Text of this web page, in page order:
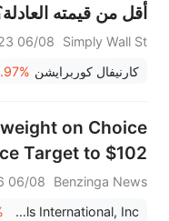
أقل من قيمته
Simply Wall St
06/08 10:23
كارنيفال كوربرايشن
on Choice
Target to $102
Benzinga News
06/08 13:16
Choice Hotels International, Inc.